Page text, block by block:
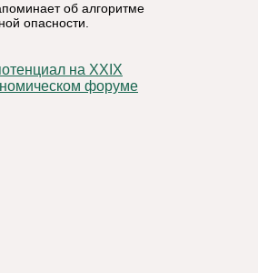
об алгоритме
опасности.
форуме